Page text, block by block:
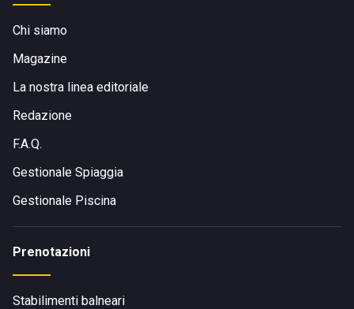
Chi siamo
Magazine
La nostra linea editoriale
Redazione
F.A.Q.
Gestionale Spiaggia
Gestionale Piscina
Prenotazioni
Stabilimenti balneari